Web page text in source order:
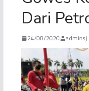
Dari
24/08/2020 adminsj